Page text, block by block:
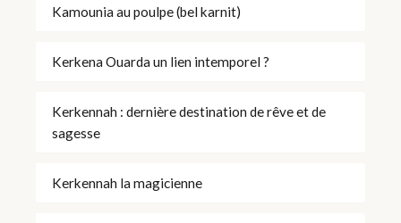
Kamounia au poulpe (bel karnit)
Kerkena Ouarda un lien intemporel ?
Kerkennah : dernière destination de rêve et de
sagesse
Kerkennah la magicienne